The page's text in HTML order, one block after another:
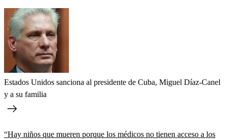
Estados Unidos sanciona al presidente de Cuba, Miguel Díaz-Canel
y a su familia
“Hay niños que mueren porque los médicos no tienen acceso a los